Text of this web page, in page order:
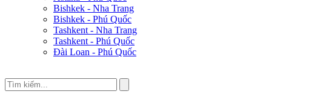
Bishkek - Nha Trang
Bishkek - Phú Quốc
Tashkent - Nha Trang
Tashkent - Phú Quốc
Đài Loan - Phú Quốc